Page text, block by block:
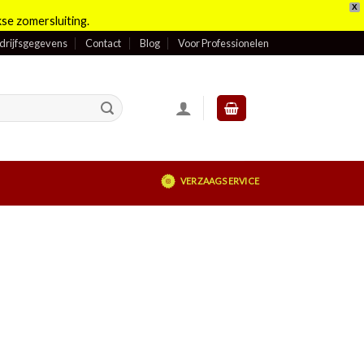
X
zomersluiting.
Contact Blog Voor Professionelen
VERZAAGSERVICE